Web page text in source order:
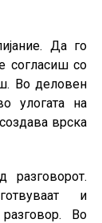
Да го
согласиш со
Во деловен
улогата на
врска
разговорот.
и
Во